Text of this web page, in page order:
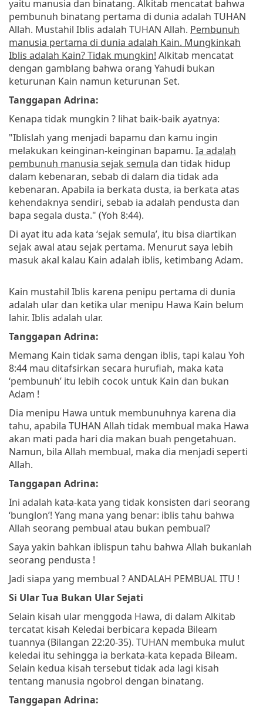
yaitu manusia dan binatang. Alkitab mencatat bahwa
pembunuh binatang pertama di dunia adalah TUHAN
Allah. Mustahil Iblis adalah TUHAN Allah. Pembunuh
manusia pertama di dunia adalah Kain. Mungkinkah
Iblis adalah Kain? Tidak mungkin! Alkitab mencatat
dengan gamblang bahwa orang Yahudi bukan
keturunan Kain namun keturunan Set.
Tanggapan Adrina:
Kenapa tidak mungkin ? lihat baik-baik ayatnya:
"Iblislah yang menjadi bapamu dan kamu ingin
melakukan keinginan-keinginan bapamu. Ia adalah
pembunuh manusia sejak semula dan tidak hidup
dalam kebenaran, sebab di dalam dia tidak ada
kebenaran. Apabila ia berkata dusta, ia berkata atas
kehendaknya sendiri, sebab ia adalah pendusta dan
bapa segala dusta." (Yoh 8:44).
Di ayat itu ada kata ‘sejak semula’, itu bisa diartikan
sejak awal atau sejak pertama. Menurut saya lebih
masuk akal kalau Kain adalah iblis, ketimbang Adam.
Kain mustahil Iblis karena penipu pertama di dunia
adalah ular dan ketika ular menipu Hawa Kain belum
lahir. Iblis adalah ular.
Tanggapan Adrina:
Memang Kain tidak sama dengan iblis, tapi kalau Yoh
8:44 mau ditafsirkan secara hurufiah, maka kata
‘pembunuh’ itu lebih cocok untuk Kain dan bukan
Adam !
Dia menipu Hawa untuk membunuhnya karena dia
tahu, apabila TUHAN Allah tidak membual maka Hawa
akan mati pada hari dia makan buah pengetahuan.
Namun, bila Allah membual, maka dia menjadi seperti
Allah.
Tanggapan Adrina:
Ini adalah kata-kata yang tidak konsisten dari seorang
‘bunglon’! Yang mana yang benar: iblis tahu bahwa
Allah seorang pembual atau bukan pembual?
Saya yakin bahkan iblispun tahu bahwa Allah bukanlah
seorang pendusta !
Jadi siapa yang membual ? ANDALAH PEMBUAL ITU !
Si Ular Tua Bukan Ular Sejati
Selain kisah ular menggoda Hawa, di dalam Alkitab
tercatat kisah Keledai berbicara kepada Bileam
tuannya (Bilangan 22:20-35). TUHAN membuka mulut
keledai itu sehingga ia berkata-kata kepada Bileam.
Selain kedua kisah tersebut tidak ada lagi kisah
tentang manusia ngobrol dengan binatang.
Tanggapan Adrina: